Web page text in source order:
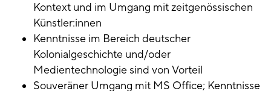
Kontext und im Umgang mit zeitgenössischen
Künstler:innen
Kenntnisse im Bereich deutscher
Kolonialgeschichte und/oder
Medientechnologie sind von Vorteil
Souveräner Umgang mit MS Office; Kenntnisse